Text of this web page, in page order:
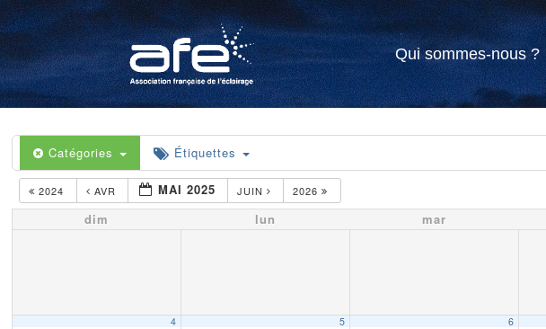
Qui sommes-nous ?
Catégories Étiquettes
2024 AVR MAI 2025 JUIN 2026
dim lun mar
4 5 6